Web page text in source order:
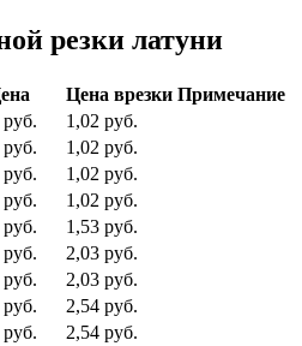
резки латуни
Цена врезки Примечание
1,02 руб.
1,02 руб.
1,02 руб.
1,02 руб.
1,53 руб.
2,03 руб.
2,03 руб.
2,54 руб.
2,54 руб.